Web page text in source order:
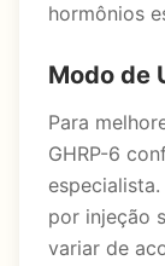
hormônios
Modo de
Para
GHRP-6
por injeção
variar de